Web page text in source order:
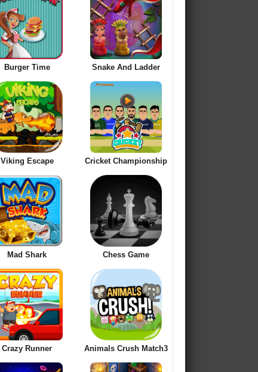
Burger Time Snake And Ladder
Viking Escape Cricket Championship
Mad Shark Chess Game
Crazy Runner Animals Crush Match3